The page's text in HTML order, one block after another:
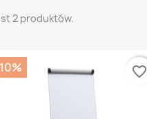
2 produktów.
favorite_border